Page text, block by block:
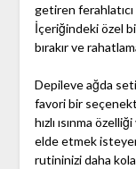
getiren
İçeriğindeki özel
bırakır ve
Depileve ağda
favori bir
hızlı ısınma
elde etmek
rutininizi daha